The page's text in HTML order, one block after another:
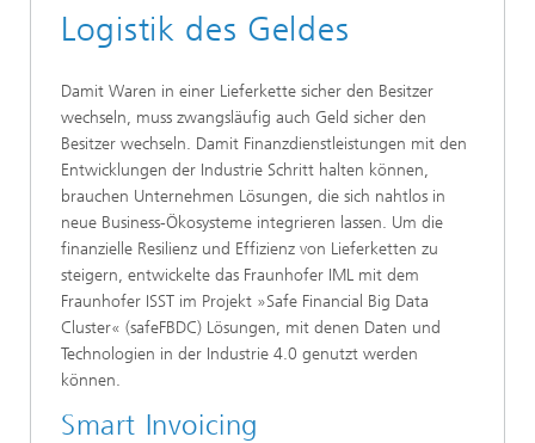
Logistik des Geldes
Damit Waren in einer Lieferkette sicher den Besitzer
wechseln, muss zwangsläufig auch Geld sicher den
Besitzer wechseln. Damit Finanzdienstleistungen mit den
Entwicklungen der Industrie Schritt halten können,
brauchen Unternehmen Lösungen, die sich nahtlos in
neue Business-Ökosysteme integrieren lassen. Um die
finanzielle Resilienz und Effizienz von Lieferketten zu
steigern, entwickelte das Fraunhofer IML mit dem
Fraunhofer ISST im Projekt »Safe Financial Big Data
Cluster« (safeFBDC) Lösungen, mit denen Daten und
Technologien in der Industrie 4.0 genutzt werden
können.
Smart Invoicing